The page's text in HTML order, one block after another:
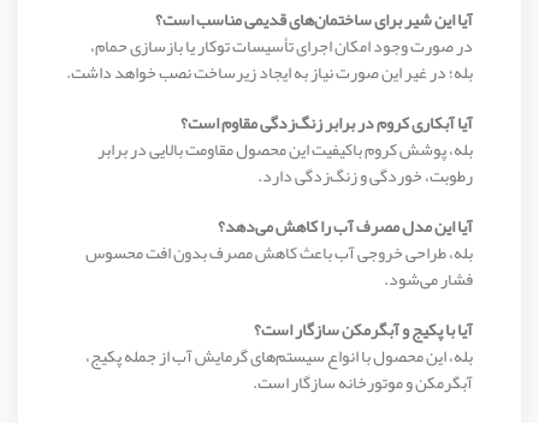
آیا این شیر برای ساختمان‌های قدیمی مناسب است؟
در صورت وجود امکان اجرای تأسیسات توکار یا بازسازی حمام،
بله؛ در غیر این صورت نیاز به ایجاد زیرساخت نصب خواهد داشت.
آیا آبکاری کروم در برابر زنگ‌زدگی مقاوم است؟
بله، پوشش کروم باکیفیت این محصول مقاومت بالایی در برابر
رطوبت، خوردگی و زنگ‌زدگی دارد.
آیا این مدل مصرف آب را کاهش می‌دهد؟
بله، طراحی خروجی آب باعث کاهش مصرف بدون افت محسوس
فشار می‌شود.
آیا با پکیج و آبگرمکن سازگار است؟
بله، این محصول با انواع سیستم‌های گرمایش آب از جمله پکیج،
آبگرمکن و موتورخانه سازگار است.